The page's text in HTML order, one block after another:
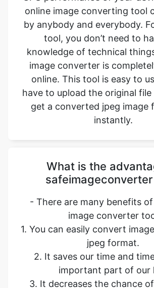
knowledge of technical
image converter is
online. This tool is easy to
have to upload the original file
get a converted jpeg image
instantly.
What is the
image converter
1. You can easily convert
jpeg format.
2. It saves our time and time
important part of our
3. It decreases the chance of
4. Quality of converted image
original file.
5. It is free, online tool. No